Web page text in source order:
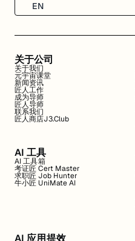
EN
关于公司
关于我们
元宇宙课堂
新闻资讯
匠人工作
成为导师
匠人导师
联系我们
匠人商店J3.Club
AI 工具
AI 工具箱
考证匠 Cert Master
求职匠 Job Hunter
牛小匠 UniMate AI
AI 应用提效